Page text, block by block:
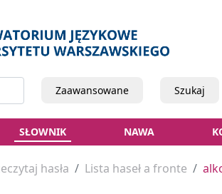
Zaawansowane Szukaj
SŁOWNIK NAWA
hasła Lista haseł a fronte